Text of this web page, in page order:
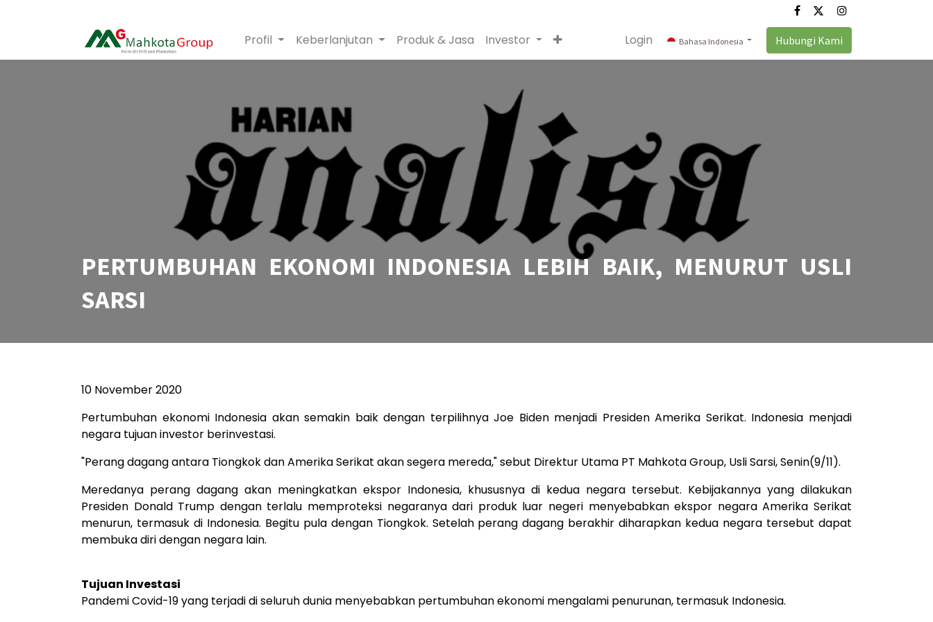
Profil Keberlanjutan Produk & Jasa Investor Login Bahasa Indonesia Hubungi Kami
PERTUMBUHAN EKONOMI INDONESIA LEBIH BAIK, MENURUT USLI
SARSI
10 November 2020
Pertumbuhan ekonomi Indonesia akan semakin baik dengan terpilihnya Joe Biden menjadi Presiden Amerika Serikat. Indonesia menjadi
negara tujuan investor berinvestasi.
"Perang dagang antara Tiongkok dan Amerika Serikat akan segera mereda," sebut Direktur Utama PT Mahkota Group, Usli Sarsi, Senin(9/11).
Meredanya perang dagang akan meningkatkan ekspor Indonesia, khususnya di kedua negara tersebut. Kebijakannya yang dilakukan
Presiden Donald Trump dengan terlalu memproteksi negaranya dari produk luar negeri menyebabkan ekspor negara Amerika Serikat
menurun, termasuk di Indonesia. Begitu pula dengan Tiongkok. Setelah perang dagang berakhir diharapkan kedua negara tersebut dapat
membuka diri dengan negara lain.
Tujuan Investasi
Pandemi Covid-19 yang terjadi di seluruh dunia menyebabkan pertumbuhan ekonomi mengalami penurunan, termasuk Indonesia.